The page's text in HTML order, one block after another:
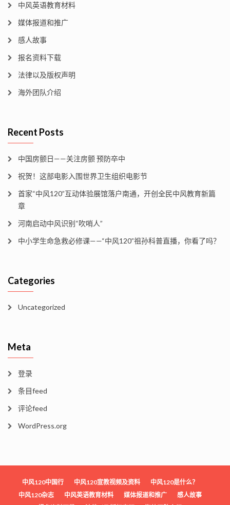
中风英语教育材料
媒体报道和推广
感人故事
报名资料下载
法律以及版权声明
海外团队介绍
Recent Posts
中国房颤日——关注房颤 预防卒中
祝贺！这部电影入围世界卫生组织电影节
首家“中风120”互动体验展馆落户南通，开创全民中风教育新篇
章
河南启动中风识别“吹哨人”
中小学生命急救必修课——“中风120”祖孙科普直播，你看了吗？
Categories
Uncategorized
Meta
登录
条目feed
评论feed
WordPress.org
中风120中国行 中风120宣教视频及资料
中风120是什么？
中风120杂志
中风英语教育材料 媒体报道和推广
感人故事